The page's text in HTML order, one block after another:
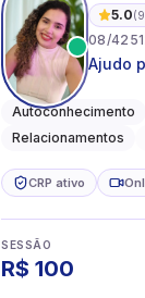
5.0(9
08/
Ajudo
Autoconhecimento
Relacionamentos
CRP ativo
SESSÃO
R$ 100